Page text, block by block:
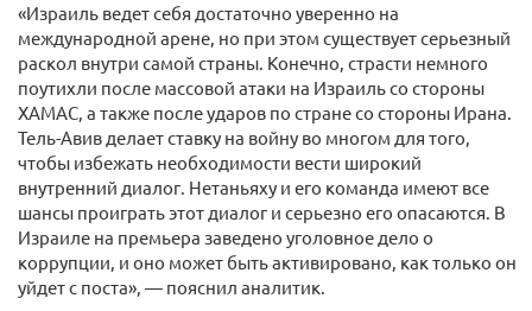
«Израиль ведет себя достаточно уверенно на
международной арене, но при этом существует серьезный
раскол внутри самой страны. Конечно, страсти немного
поутихли после массовой атаки на Израиль со стороны
ХАМАС, а также после ударов по стране со стороны Ирана.
Тель-Авив делает ставку на войну во многом для того,
чтобы избежать необходимости вести широкий
внутренний диалог. Нетаньяху и его команда имеют все
шансы проиграть этот диалог и серьезно его опасаются. В
Израиле на премьера заведено уголовное дело о
коррупции, и оно может быть активировано, как только он
уйдет с поста», — пояснил аналитик.